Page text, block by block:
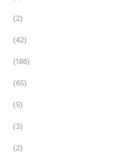
(2)
(42)
(186)
(65)
(5)
(3)
(2)